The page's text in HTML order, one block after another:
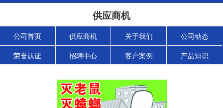
供应商机
公司首页 供应商机 关于我们 公司动态
荣誉认证 招聘中心 客户案例 产品知识